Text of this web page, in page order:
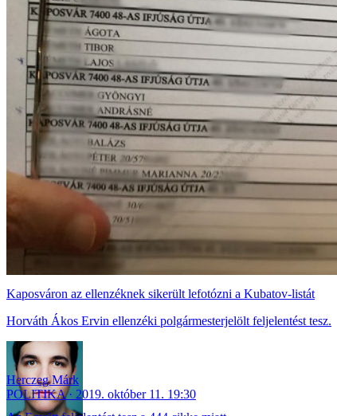
Kaposváron az ellenzéknek sikerült lefotózni a Kubatov-listát
Horváth Ákos Ervin ellenzéki polgármesterjelölt feljelentést tesz.
Herczeg Márk
POLITIKA
2019. október 11. 19:30